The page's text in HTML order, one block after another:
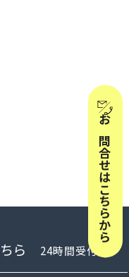
お問合せはこちらから
ら 24時間受付中